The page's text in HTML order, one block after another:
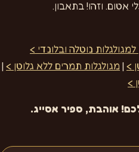
אטום. וזהו! בתאבון.
למגולגלות נוטלה ובלונדי >
>
| מגולגלות תמרים ללא גלוטן > |
>
אוהבת, ספיר אסייג.